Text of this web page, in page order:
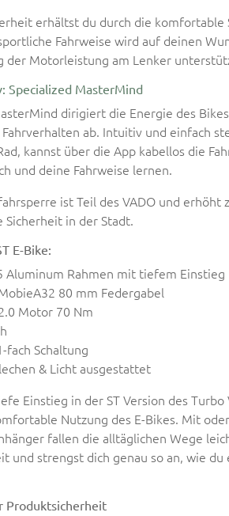
erhältst du durch die komfortable
Fahrweise wird auf deinen
der Motorleistung am Lenker
Specialized MasterMind
dirigiert die Energie des
ab. Intuitiv und einfach
kannst über die App kabellos die
und deine Fahrweise lernen.
ist Teil des VADO und erhöht
Sicherheit in der Stadt.
E-Bike:
Aluminum Rahmen mit tiefem Einstieg
80 mm Federgabel
Motor 70 Nm
fach Schaltung
& Licht ausgestattet
Einstieg in der ST Version des Turbo
Nutzung des E-Bikes. Mit
fallen die alltäglichen Wege
und strengst dich genau so an, wie du
Produktsicherheit